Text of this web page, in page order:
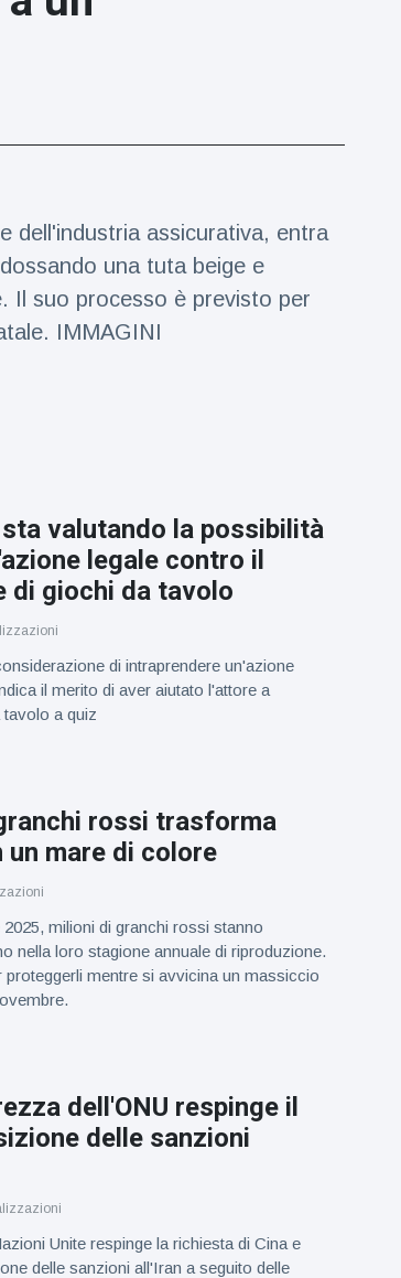
dell'industria assicurativa, entra
una tuta beige e
Il suo processo è previsto per
IMMAGINI
valutando la possibilità
legale contro il
giochi da tavolo
di intraprendere un'azione
il merito di aver aiutato l'attore a
a quiz
rossi trasforma
mare di colore
milioni di granchi rossi stanno
nella loro stagione annuale di riproduzione.
mentre si avvicina un massiccio
dell'ONU respinge il
delle sanzioni
Unite respinge la richiesta di Cina e
delle sanzioni all'Iran a seguito delle